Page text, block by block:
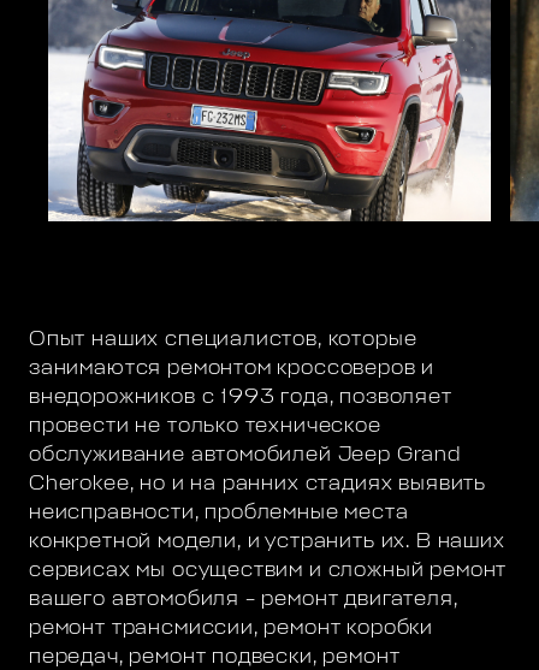
Опыт наших специалистов, которые
занимаются ремонтом кроссоверов и
внедорожников с 1993 года, позволяет
провести не только техническое
обслуживание автомобилей Jeep Grand
Cherokee, но и на ранних стадиях выявить
неисправности, проблемные места
конкретной модели, и устранить их. В наших
сервисах мы осуществим и сложный ремонт
вашего автомобиля – ремонт двигателя,
ремонт трансмиссии, ремонт коробки
передач, ремонт подвески, ремонт